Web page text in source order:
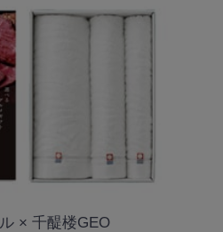
× 千醍楼GEO